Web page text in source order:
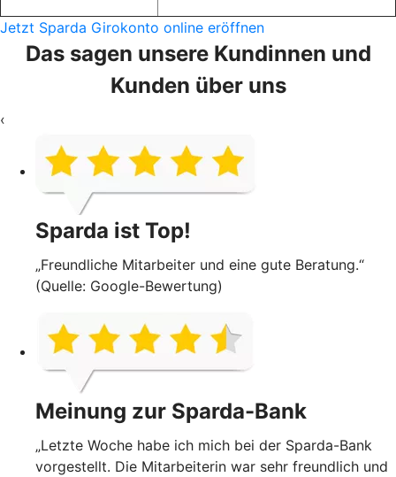
Jetzt Sparda Girokonto online eröffnen
Das sagen unsere Kundinnen und
Kunden über uns
‹
Sparda ist Top!
„Freundliche Mitarbeiter und eine gute Beratung.“
(Quelle: Google-Bewertung)
Meinung zur Sparda-Bank
„Letzte Woche habe ich mich bei der Sparda-Bank
vorgestellt. Die Mitarbeiterin war sehr freundlich und